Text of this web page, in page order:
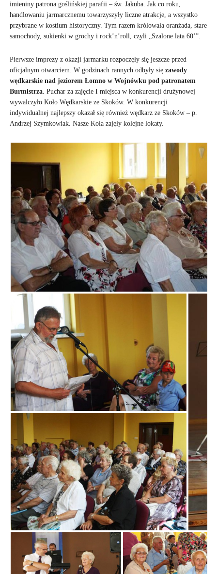
imieniny patrona goślińskiej parafii – św. Jakuba. Jak co roku,
handlowaniu jarmarcznemu towarzyszyły liczne atrakcje, a wszystko
przybrane w kostium historyczny. Tym razem królowała oranżada, stare
samochody, sukienki w grochy i rock’n’roll, czyli „Szalone lata 60’”.
Pierwsze imprezy z okazji jarmarku rozpoczęły się jeszcze przed
oficjalnym otwarciem. W godzinach rannych odbyły się zawody
wędkarskie nad jeziorem Łomno w Wojnówku pod patronatem
Burmistrza. Puchar za zajęcie I miejsca w konkurencji drużynowej
wywalczyło Koło Wędkarskie ze Skoków. W konkurencji
indywidualnej najlepszy okazał się również wędkarz ze Skoków – p.
Andrzej Szymkowiak. Nasze Koła zajęły kolejne lokaty.